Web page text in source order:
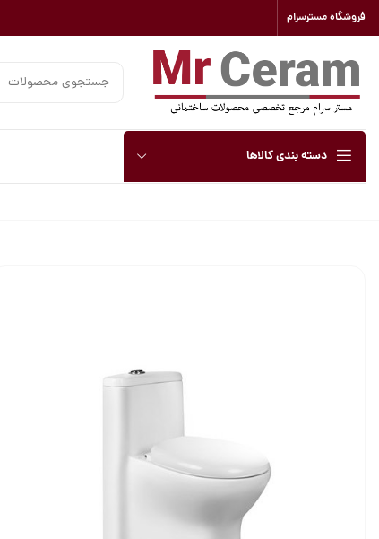
فروشگاه مسترسرام
دسته بندی کالاها